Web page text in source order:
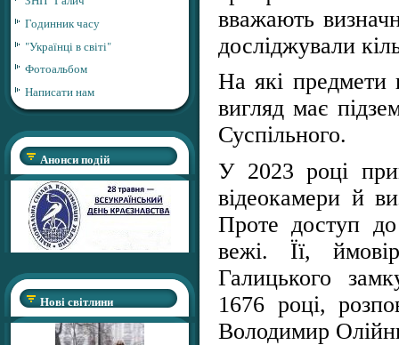
Годинник часу
"Українці в світі"
Фотоальбом
Написати нам
Анонси подій
Нові світлини
вважають
досліджували
На які предмети
вигляд має
Суспільного.
У 2023 році
відеокамери й
Проте доступ
вежі. Її,
Галицького
1676 році,
Володимир